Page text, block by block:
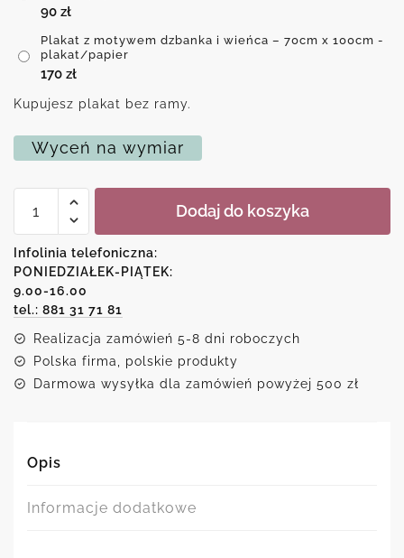
90 zł
Plakat z motywem dzbanka i wieńca – 70cm x 100cm -
plakat/papier
170 zł
Kupujesz plakat bez ramy.
Wyceń na wymiar
Plakat
dzbanka
i
wieńca
Dodaj do koszyka
Infolinia telefoniczna:
PONIEDZIAŁEK-PIĄTEK:
9.00-16.00
tel.: 881 31 71 81
Realizacja zamówień 5-8 dni roboczych
Polska firma, polskie produkty
Darmowa wysyłka dla zamówień powyżej 500 zł
Opis
Informacje dodatkowe